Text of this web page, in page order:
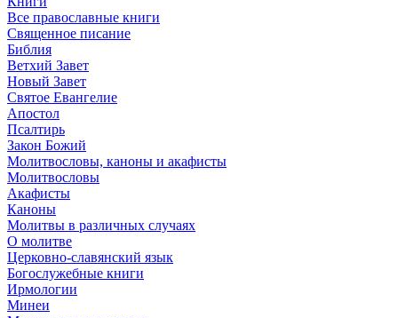
Все православные книги
Священное писание
Библия
Ветхий Завет
Новый Завет
Святое Евангелие
Апостол
Псалтирь
Закон Божий
Молитвословы, каноны и акафисты
Молитвословы
Акафисты
Каноны
Молитвы в различных случаях
О молитве
Церковно-славянский язык
Богослужебные книги
Ирмологии
Минеи